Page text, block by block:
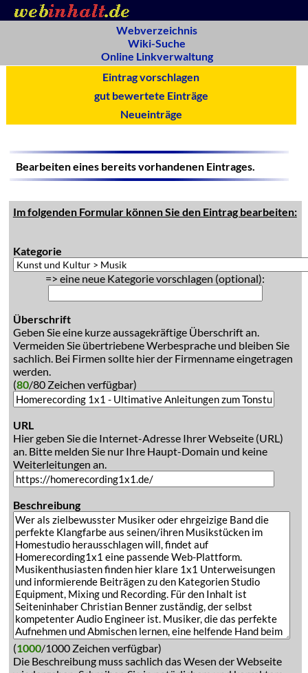
Webverzeichnis
Wiki-Suche
Online Linkverwaltung
Eintrag vorschlagen
gut bewertete Einträge
Neueinträge
Bearbeiten eines bereits vorhandenen Eintrages.
Im folgenden Formular können Sie den Eintrag bearbeiten:
Kategorie
=> eine neue Kategorie vorschlagen (optional):
Überschrift
Geben Sie eine kurze aussagekräftige Überschrift an.
Vermeiden Sie übertriebene Werbesprache und bleiben Sie
sachlich. Bei Firmen sollte hier der Firmenname eingetragen
werden.
(80/80 Zeichen verfügbar)
URL
Hier geben Sie die Internet-Adresse Ihrer Webseite (URL)
an. Bitte melden Sie nur Ihre Haupt-Domain und keine
Weiterleitungen an.
Beschreibung
(1000/1000 Zeichen verfügbar)
Die Beschreibung muss sachlich das Wesen der Webseite